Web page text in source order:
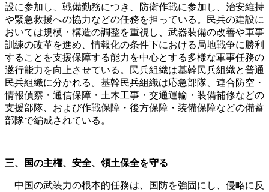
設に参加し、戦備勤務につき、防衛作戦に参加し、治安維持
や緊急救援への協力などの任務を担っている。民兵の建設に
おいては規模・構造の調整を重視し、武器装備の改善や軍事
訓練の改革を進め、情報化の条件下における局地戦争に勝利
することを支援保障する能力を中心とする多様な軍事任務の
遂行能力を向上させている。民兵組織は基幹民兵組織と普通
民兵組織に分かれる。基幹民兵組織は応急部隊、連合防空・
情報偵察・通信保障・土木工事・交通運輸・装備補修などの
支援部隊、および作戦保障・後方保障・装備保障などの備蓄
部隊で編成されている。
三、国の主権、安全、領土保全を守る
中国の武装力の根本的任務は、国防を強固にし、侵略に反